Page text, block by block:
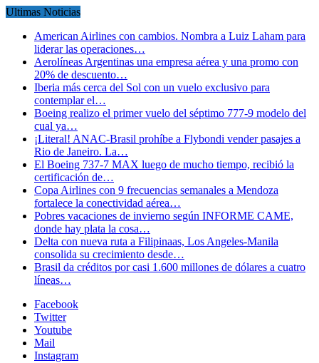
Ultimas Noticias
American Airlines con cambios. Nombra a Luiz Laham para
liderar las operaciones…
Aerolíneas Argentinas una empresa aérea y una promo con
20% de descuento…
Iberia más cerca del Sol con un vuelo exclusivo para
contemplar el…
Boeing realizo el primer vuelo del séptimo 777-9 modelo del
cual ya…
¡Literal! ANAC-Brasil prohíbe a Flybondi vender pasajes a
Rio de Janeiro. La…
El Boeing 737-7 MAX luego de mucho tiempo, recibió la
certificación de…
Copa Airlines con 9 frecuencias semanales a Mendoza
fortalece la conectividad aérea…
Pobres vacaciones de invierno según INFORME CAME,
donde hay plata la cosa…
Delta con nueva ruta a Filipinaas, Los Angeles-Manila
consolida su crecimiento desde…
Brasil da créditos por casi 1.600 millones de dólares a cuatro
líneas…
Facebook
Twitter
Youtube
Mail
Instagram